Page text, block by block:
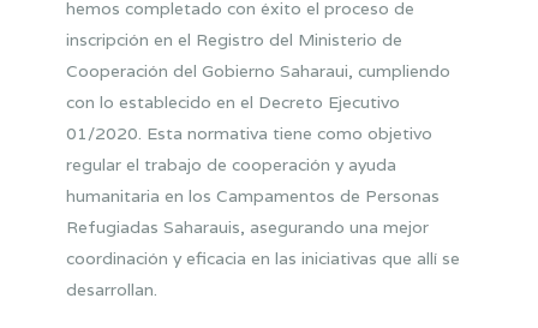
hemos completado con éxito el proceso de
inscripción en el Registro del Ministerio de
Cooperación del Gobierno Saharaui, cumpliendo
con lo establecido en el Decreto Ejecutivo
01/2020. Esta normativa tiene como objetivo
regular el trabajo de cooperación y ayuda
humanitaria en los Campamentos de Personas
Refugiadas Saharauis, asegurando una mejor
coordinación y eficacia en las iniciativas que allí se
desarrollan.